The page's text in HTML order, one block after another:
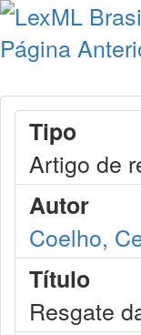
Página
Tipo
Artigo de
Autor
Coelho,
Título
Resgate